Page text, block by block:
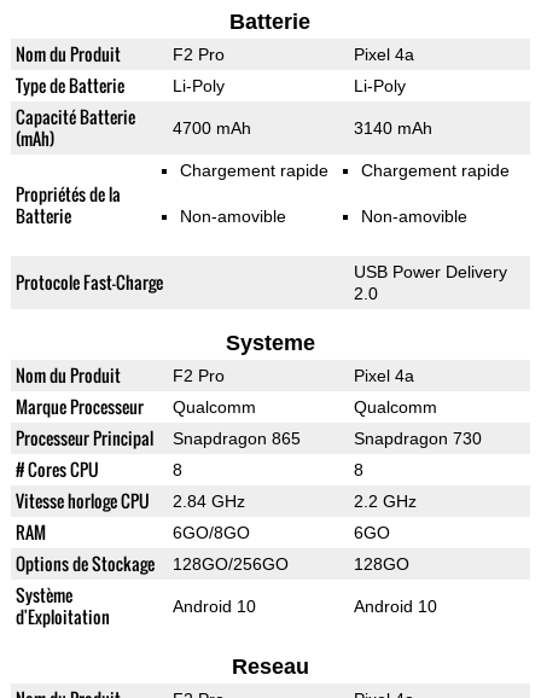
Batterie
Nom du Produit F2 Pro Pixel 4a
Type de Batterie Li-Poly Li-Poly
Capacité Batterie
(mAh)
4700 mAh 3140 mAh
Propriétés de la
Batterie
Chargement rapide
Non-amovible
Chargement rapide
Non-amovible
Protocole Fast-Charge
USB Power Delivery
2.0
Systeme
Nom du Produit F2 Pro Pixel 4a
Marque Processeur Qualcomm Qualcomm
Processeur Principal Snapdragon 865 Snapdragon 730
# Cores CPU 8 8
Vitesse horloge CPU 2.84 GHz 2.2 GHz
RAM 6GO/8GO 6GO
Options de Stockage 128GO/256GO 128GO
Système
d'Exploitation
Android 10 Android 10
Reseau